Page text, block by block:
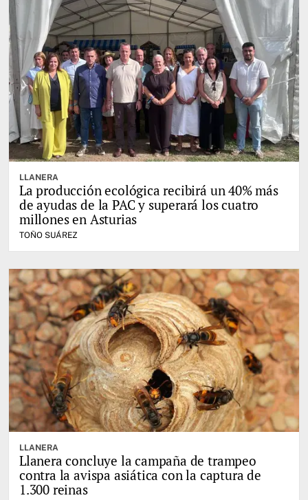
LLANERA
La producción ecológica recibirá un 40% más
de ayudas de la PAC y superará los cuatro
millones en Asturias
TOÑO SUÁREZ
LLANERA
Llanera concluye la campaña de trampeo
contra la avispa asiática con la captura de
1.300 reinas